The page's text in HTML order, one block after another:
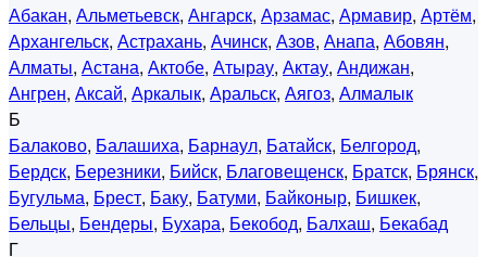
Абакан, Альметьевск, Ангарск, Арзамас, Армавир, Артём,
Архангельск, Астрахань, Ачинск, Азов, Анапа, Абовян,
Алматы, Астана, Актобе, Атырау, Актау, Андижан,
Ангрен, Аксай, Аркалык, Аральск, Аягоз, Алмалык
Б
Балаково, Балашиха, Барнаул, Батайск, Белгород,
Бердск, Березники, Бийск, Благовещенск, Братск, Брянск,
Бугульма, Брест, Баку, Батуми, Байконыр, Бишкек,
Бельцы, Бендеры, Бухара, Бекобод, Балхаш, Бекабад
Г